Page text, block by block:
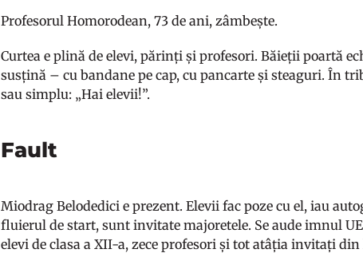
Profesorul Homorodean, 73 de ani, zâmbește.
Curtea e plină de elevi, părinți și profesori. Băieții poartă
susțină – cu bandane pe cap, cu pancarte și steaguri. În
sau simplu: „Hai elevii!”.
Fault
Miodrag Belodedici e prezent. Elevii fac poze cu el, iau
fluierul de start, sunt invitate majoretele. Se aude imnul
elevi de clasa a XII-a, zece profesori și tot atâția invitați